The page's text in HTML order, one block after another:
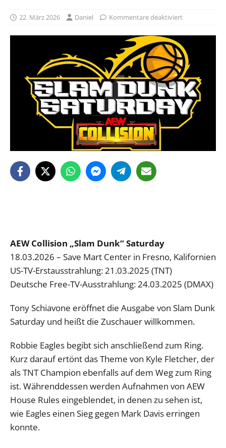
22. März 2026 Daniel Kommentare deaktiviert
AEW Collision „Slam Dunk“ Saturday
18.03.2026 – Save Mart Center in Fresno, Kalifornien
US-TV-Erstausstrahlung: 21.03.2025 (TNT)
Deutsche Free-TV-Ausstrahlung: 24.03.2025 (DMAX)
Tony Schiavone eröffnet die Ausgabe von Slam Dunk
Saturday und heißt die Zuschauer willkommen.
Robbie Eagles begibt sich anschließend zum Ring.
Kurz darauf ertönt das Theme von Kyle Fletcher, der
als TNT Champion ebenfalls auf dem Weg zum Ring
ist. Währenddessen werden Aufnahmen von AEW
House Rules eingeblendet, in denen zu sehen ist,
wie Eagles einen Sieg gegen Mark Davis erringen
konnte.